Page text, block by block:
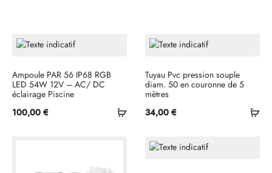
Ajouter
panier
Ampoule PAR 56 IP68 RGB
LED 54W 12V – AC/ DC
éclairage Piscine
100,00 €
Tuyau Pvc pression souple
diam. 50 en couronne de 5
mètres
34,00 €